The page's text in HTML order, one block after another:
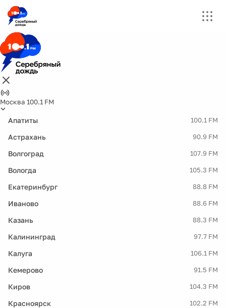
Москва 100.1 FM
Апатиты 100.1 FM
Астрахань 90.9 FM
Волгоград 107.9 FM
Вологда 105.3 FM
Екатеринбург 88.8 FM
Иваново 88.6 FM
Казань 88.3 FM
Калининград 97.7 FM
Калуга 106.1 FM
Кемерово 91.5 FM
Киров 104.3 FM
Красноярск 102.2 FM